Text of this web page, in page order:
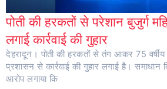
पोती की हरकतों से परेशान बुजुर्ग
लगाई कार्रवाई की गुहार
देहरादून। पोती की हरकतों से तंग आकर 75 वर्षीय
प्रशासन से कार्रवाई की गुहार लगाई है। समाधान
आरोप लगाया कि